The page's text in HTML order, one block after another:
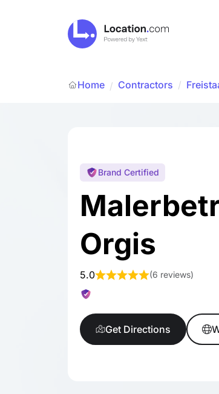
Home / Contractors /
Brand Certified
Orgis
5.0 (6 reviews)
Get Directions